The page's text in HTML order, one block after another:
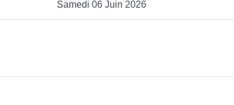
Samedi 06 Juin 2026